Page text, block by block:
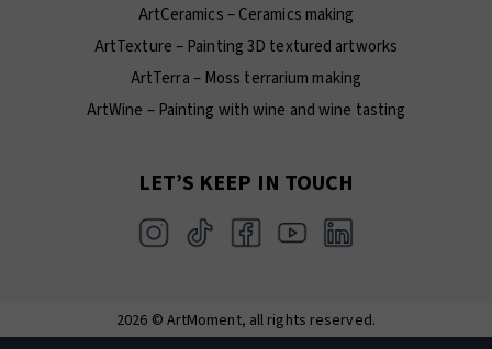
ArtCeramics – Ceramics making
ArtTexture – Painting 3D textured artworks
ArtTerra – Moss terrarium making
ArtWine – Painting with wine and wine tasting
LET’S KEEP IN TOUCH
2026 © ArtMoment, all rights reserved.